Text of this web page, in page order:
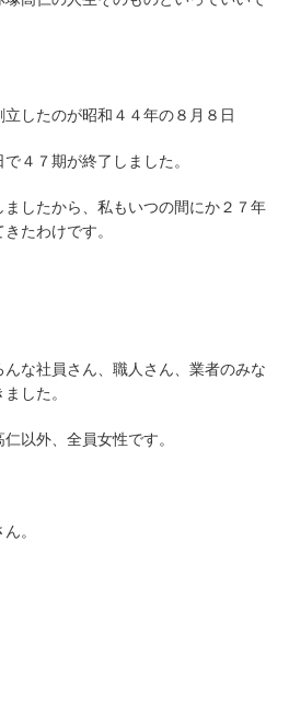
したのが昭和４４年の８月８日
４７期が終了しました。
ましたから、私もいつの間にか２７年
たわけです。
な社員さん、職人さん、業者のみな
した。
以外、全員女性です。
。